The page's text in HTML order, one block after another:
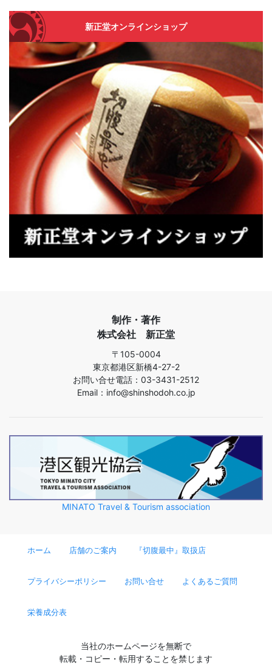
新正堂オンラインショップ
制作・著作
株式会社 新正堂
〒105-0004
東京都港区新橋4-27-2
お問い合せ電話：03-3431-2512
Email：info@shinshodoh.co.jp
MINATO Travel & Tourism association
ホーム 店舗のご案内 『切腹最中』取扱店
プライバシーポリシー お問い合せ よくあるご質問
栄養成分表
当社のホームページを無断で
転載・コピー・転用することを禁じます